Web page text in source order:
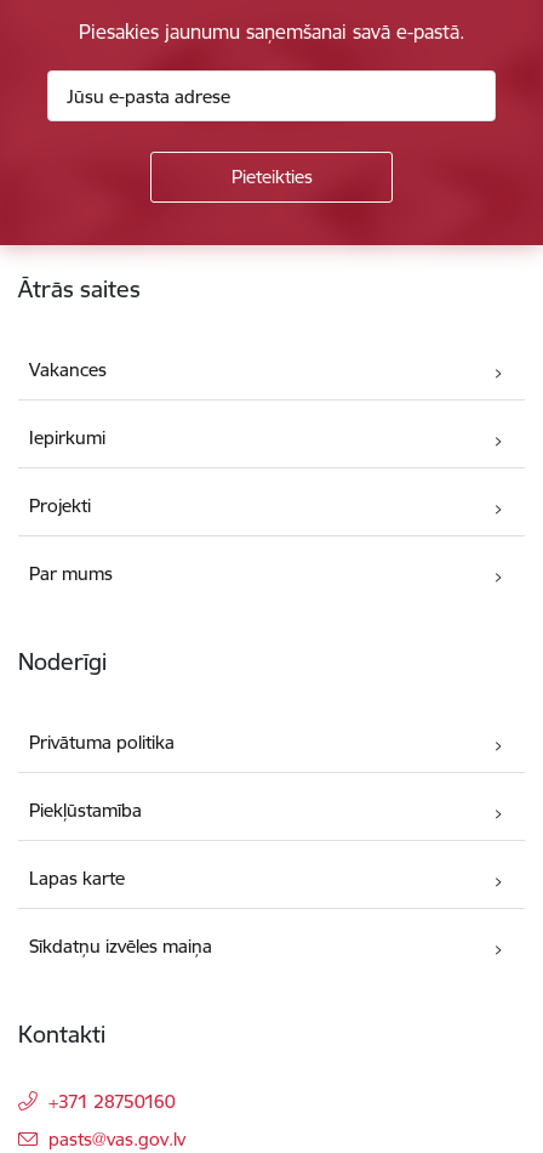
Piesakies jaunumu saņemšanai savā e-pastā.
Kājene
Ātrās saites
Vakances
Iepirkumi
Projekti
Par mums
Noderīgi
Privātuma politika
Piekļūstamība
Lapas karte
Sīkdatņu izvēles maiņa
Kontakti
+371 28750160
E-pasts:
pasts@vas.gov.lv